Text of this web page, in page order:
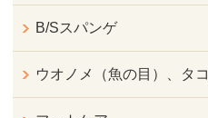
B/Sスパンゲ
ウオノメ（魚の目）、タコ